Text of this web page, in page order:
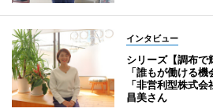
インタビュー
シリーズ【調布
「誰もが働ける機
「非営利型株式
昌美さん